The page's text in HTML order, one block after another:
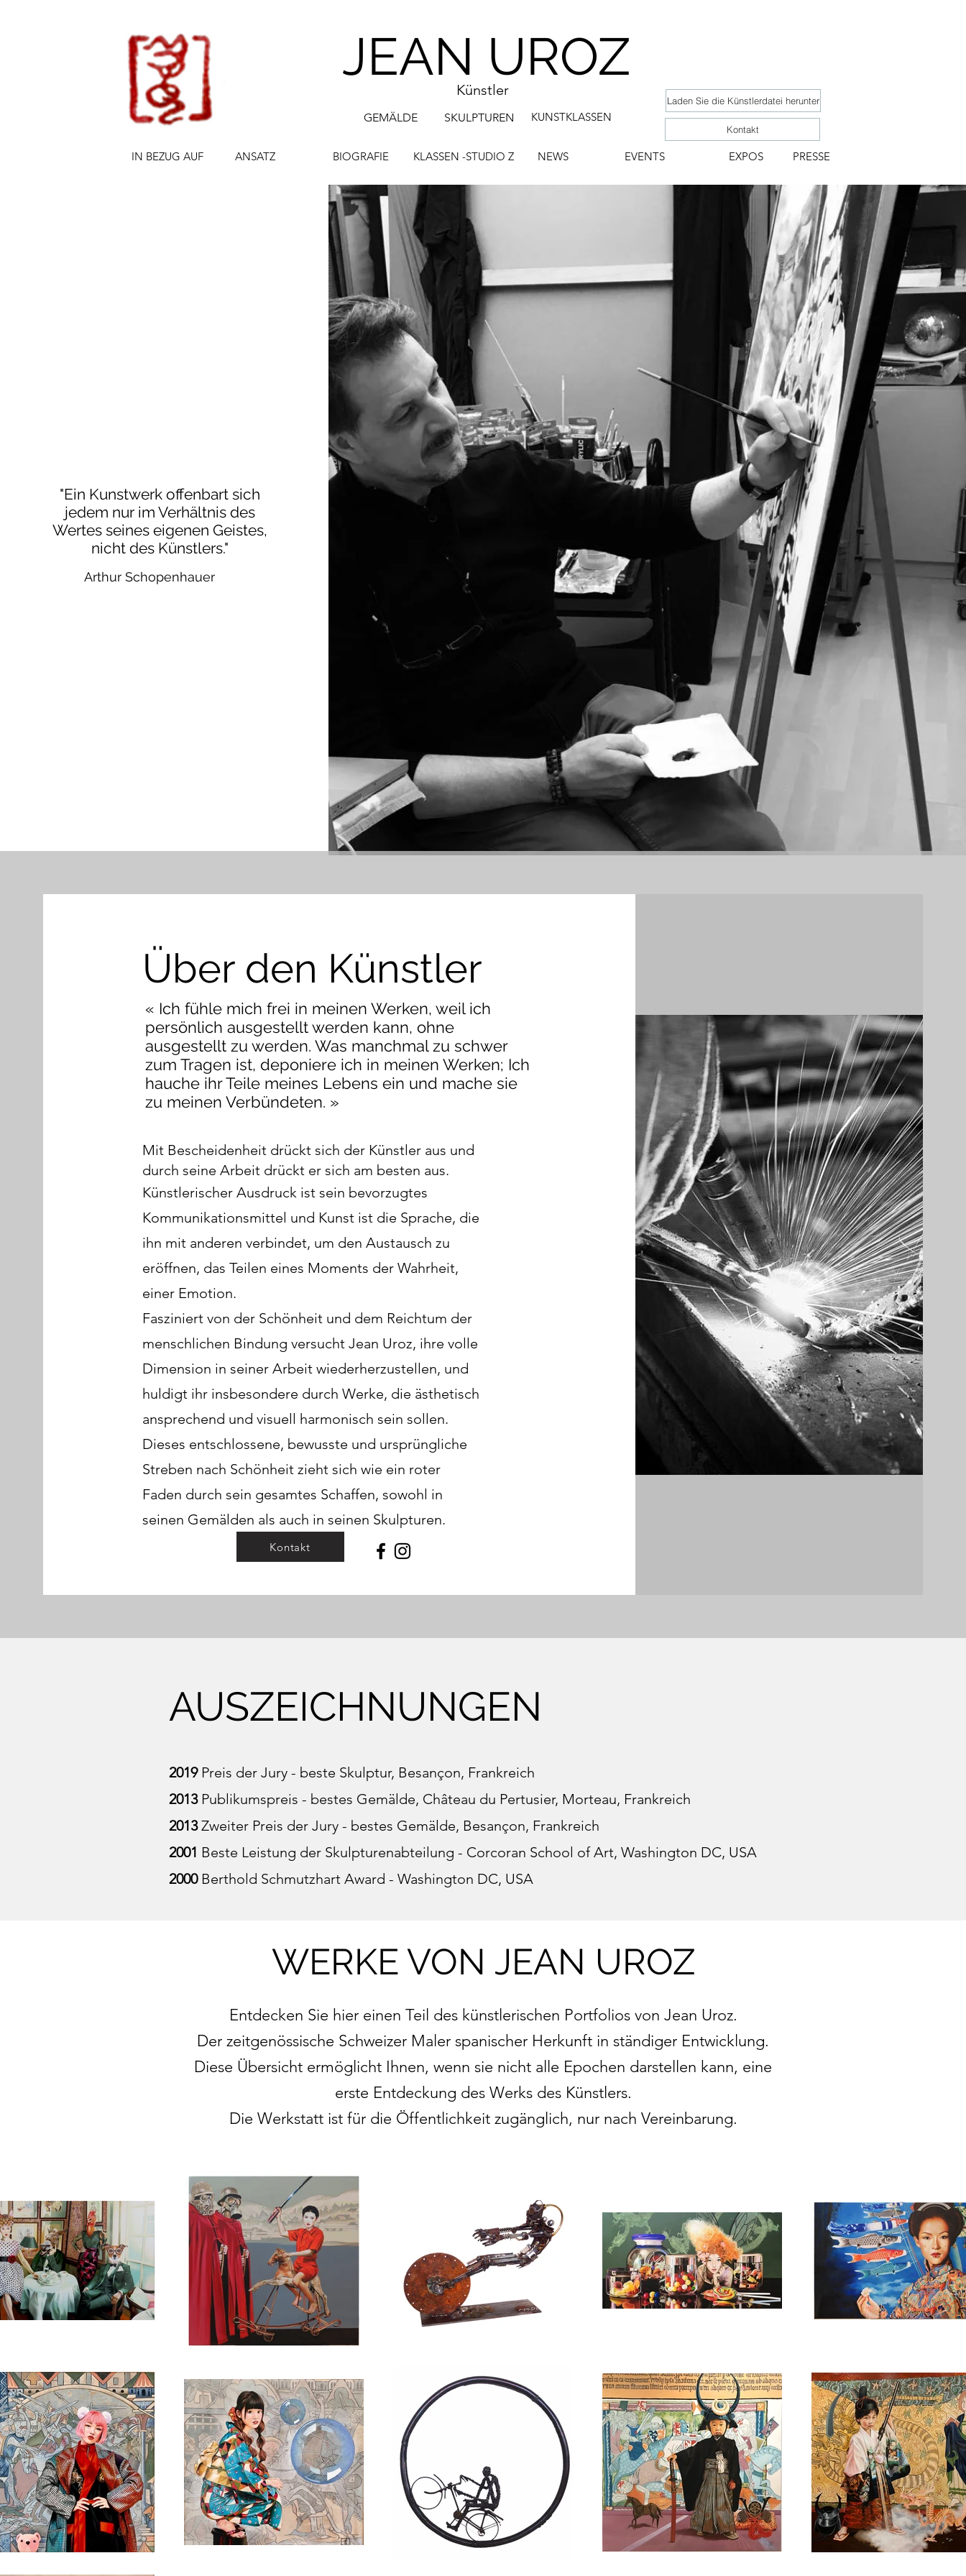
JEAN UROZ
Künstler
Laden Sie die Künstlerdatei herunter
Kontakt
GEMÄLDE SKULPTUREN KUNSTKLASSEN
IN BEZUG AUF ANSATZ BIOGRAFIE KLASSEN -STUDIO Z NEWS EVENTS EXPOS PRESSE
"Ein Kunstwerk offenbart sich
jedem nur im Verhältnis des
Wertes seines eigenen Geistes,
nicht des Künstlers."
Arthur Schopenhauer
Über den Künstler
« Ich fühle mich frei in meinen Werken, weil ich
persönlich ausgestellt werden kann, ohne
ausgestellt zu werden. Was manchmal zu schwer
zum Tragen ist, deponiere ich in meinen Werken; Ich
hauche ihr Teile meines Lebens ein und mache sie
zu meinen Verbündeten. »
Mit Bescheidenheit drückt sich der Künstler aus und
durch seine Arbeit drückt er sich am besten aus.
Künstlerischer Ausdruck ist sein bevorzugtes
Kommunikationsmittel und Kunst ist die Sprache, die
ihn mit anderen verbindet, um den Austausch zu
eröffnen, das Teilen eines Moments der Wahrheit,
einer Emotion.
Fasziniert von der Schönheit und dem Reichtum der
menschlichen Bindung versucht Jean Uroz, ihre volle
Dimension in seiner Arbeit wiederherzustellen, und
huldigt ihr insbesondere durch Werke, die ästhetisch
ansprechend und visuell harmonisch sein sollen.
Dieses entschlossene, bewusste und ursprüngliche
Streben nach Schönheit zieht sich wie ein roter
Faden durch sein gesamtes Schaffen, sowohl in
seinen Gemälden als auch in seinen Skulpturen.
Kontakt
AUSZEICHNUNGEN
2019 Preis der Jury - beste Skulptur, Besançon, Frankreich
2013 Publikumspreis - bestes Gemälde, Château du Pertusier, Morteau, Frankreich
2013Zweiter Preis der Jury - bestes Gemälde, Besançon, Frankreich
2001 Beste Leistung der Skulpturenabteilung - Corcoran School of Art, Washington DC, USA
2000Berthold Schmutzhart Award - Washington DC, USA
WERKE VON JEAN UROZ
Entdecken Sie hier einen Teil des künstlerischen Portfolios von Jean Uroz.
Der zeitgenössische Schweizer Maler spanischer Herkunft in ständiger Entwicklung.
Diese Übersicht ermöglicht Ihnen, wenn sie nicht alle Epochen darstellen kann, eine
erste Entdeckung des Werks des Künstlers.
Die Werkstatt ist für die Öffentlichkeit zugänglich, nur nach Vereinbarung.